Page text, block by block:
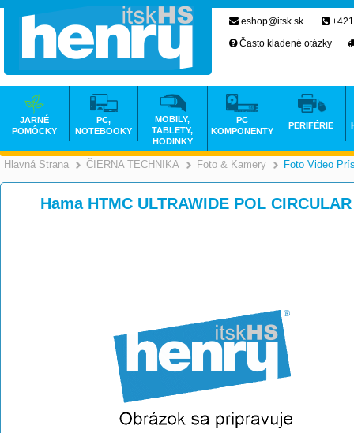
Hlavná Strana >
ČIERNA TECHNIKA >
Foto & Kamery Foto Video
Hama HTMC ULTRAWIDE POL
eshop@itsk.sk
Často kladené otázky
JARNÉ
POMÔCKY
PC,
NOTEBOOKY
MOBILY,
TABLETY,
HODINKY
PC
KOMPONENTY
PERIFÉRIE